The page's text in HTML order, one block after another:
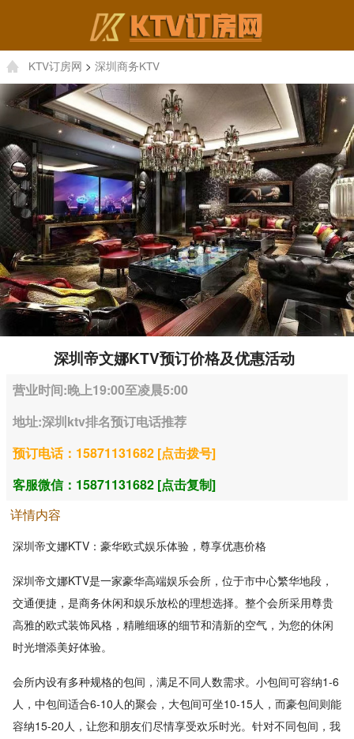
KTV订房网 > 深圳商务KTV
深圳帝文娜KTV预订价格及优惠活动
营业时间:晚上19:00至凌晨5:00
地址:深圳ktv排名预订电话推荐
预订电话：15871131682 [点击拨号]
客服微信：15871131682 [点击复制]
详情内容
深圳帝文娜KTV：豪华欧式娱乐体验，尊享优惠价格
深圳帝文娜KTV是一家豪华高端娱乐会所，位于市中心繁华地段，
交通便捷，是商务休闲和娱乐放松的理想选择。整个会所采用尊贵
高雅的欧式装饰风格，精雕细琢的细节和清新的空气，为您的休闲
时光增添美好体验。
会所内设有多种规格的包间，满足不同人数需求。小包间可容纳1-6
人，中包间适合6-10人的聚会，大包间可坐10-15人，而豪包间则能
容纳15-20人，让您和朋友们尽情享受欢乐时光。针对不同包间，我